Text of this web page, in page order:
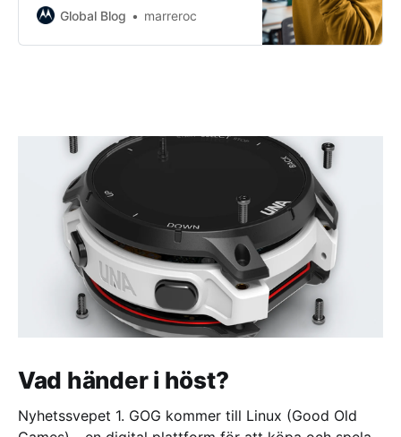
Analytics and more.
Global Blog marreroc
Vad händer i höst?
Nyhetssvepet 1. GOG kommer till Linux (Good Old